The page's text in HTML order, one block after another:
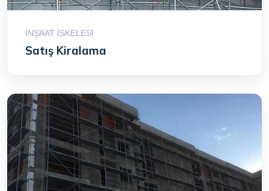
İNŞAAT İSKELESI
Satış Kiralama